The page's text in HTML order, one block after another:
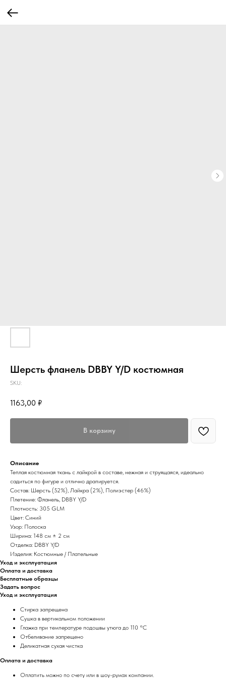
Шерсть фланель DBBY Y/D костюмная
SKU:
1163,00 ₽
В корзину
Описание
Теплая костюмная ткань с лайкрой в составе, нежная и струящаяся, идеально
садиться по фигуре и отлично драпируется.
Состав: Шерсть (52%), Лайкра (2%), Полиэстер (46%)
Плетение: Фланель, DBBY Y/D
Плотность: 305 GLM
Цвет: Синий
Узор: Полоска
Ширина: 148 см ± 2 см
Отделка: DBBY Y/D
Изделия: Костюмные / Плательные
Уход и эксплуатация
Оплата и доставка
Бесплатные образцы
Задать вопрос
Уход и эксплуатация
Стирка запрещена
Сушка в вертикальном положении
Глажка при температуре подошвы утюга до 110 °C
Отбеливание запрещено
Деликатная сухая чистка
Оплата и доставка
Оплатить можно по счету или в шоу-румах компании.